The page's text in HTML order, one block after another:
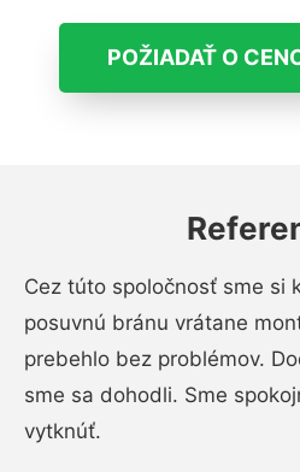
POŽIADAŤ O
Cez túto spoločnosť sme si
posuvnú bránu vrátane
prebehlo bez problémov.
sme sa dohodli. Sme
vytknúť.